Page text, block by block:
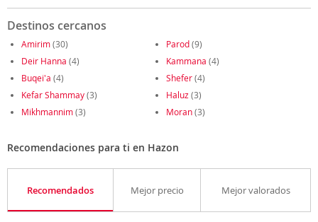
Destinos cercanos
Amirim(30) Parod(9)
Deir Hanna (4) Kammana (4)
Buqei'a (4) Shefer(4)
Kefar Shammay(3) Haluz (3)
Mikhmannim(3) Moran(3)
Recomendaciones para ti en Hazon
Recomendados Mejor precio Mejor valorados